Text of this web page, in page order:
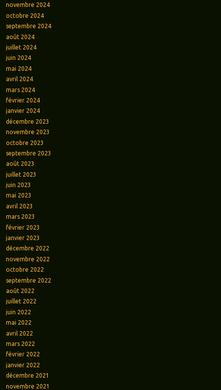
novembre 2024
octobre 2024
septembre 2024
août 2024
juillet 2024
juin 2024
mai 2024
avril 2024
mars 2024
février 2024
janvier 2024
décembre 2023
novembre 2023
octobre 2023
septembre 2023
août 2023
juillet 2023
juin 2023
mai 2023
avril 2023
mars 2023
février 2023
janvier 2023
décembre 2022
novembre 2022
octobre 2022
septembre 2022
août 2022
juillet 2022
juin 2022
mai 2022
avril 2022
mars 2022
février 2022
janvier 2022
décembre 2021
novembre 2021